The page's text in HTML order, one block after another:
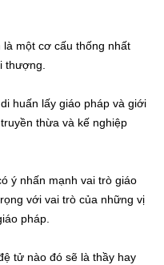
một cơ cấu thống nhất
thượng.
huấn lấy giáo pháp và giới
thừa và kế nghiệp
ý nhấn mạnh vai trò giáo
với vai trò của những vị
pháp.
tử nào đó sẽ là thầy hay